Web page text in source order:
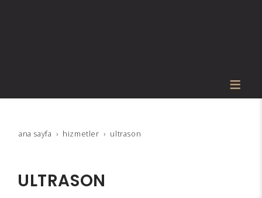
ana sayfa hi̇zmetler ultrason
ULTRASON